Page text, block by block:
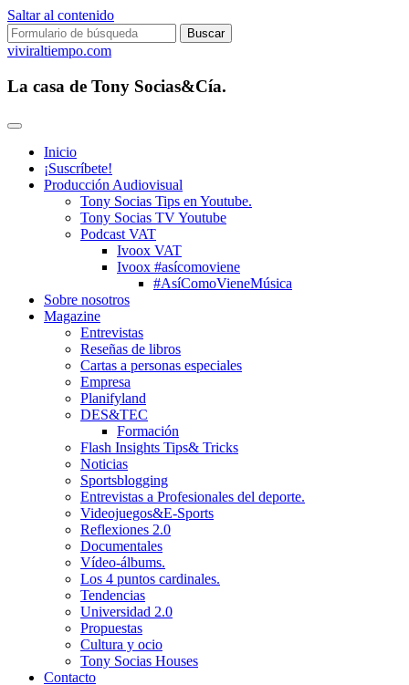
Saltar al contenido
Buscar:
viviraltiempo.com
La casa de Tony Socias&Cía.
Inicio
¡Suscríbete!
Producción Audiovisual
Tony Socias Tips en Youtube.
Tony Socias TV Youtube
Podcast VAT
Ivoox VAT
Ivoox #asícomoviene
#AsíComoVieneMúsica
Sobre nosotros
Magazine
Entrevistas
Reseñas de libros
Cartas a personas especiales
Empresa
Planifyland
DES&TEC
Formación
Flash Insights Tips& Tricks
Noticias
Sportsblogging
Entrevistas a Profesionales del deporte.
Videojuegos&E-Sports
Reflexiones 2.0
Documentales
Vídeo-álbums.
Los 4 puntos cardinales.
Tendencias
Universidad 2.0
Propuestas
Cultura y ocio
Tony Socias Houses
Contacto